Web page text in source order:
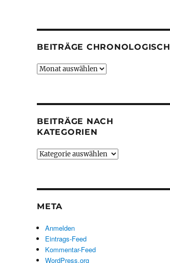
BEITRÄGE CHRONOLOGISCH
Beiträge
BEITRÄGE NACH
KATEGORIEN
Beiträge
META
Anmelden
Eintrags-Feed
Kommentar-Feed
WordPress.org